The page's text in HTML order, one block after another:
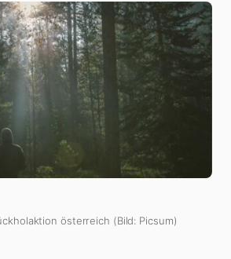
österreich (Bild: Picsum)